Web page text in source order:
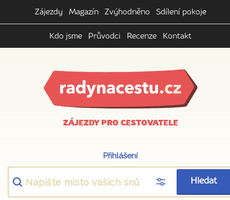
Zájezdy Magazín Zvýhodněno Sdílení pokoje
Kdo jsme Průvodci Recenze Kontakt
ZÁJEZDY PRO CESTOVATELE
Přihlášení
Hledat